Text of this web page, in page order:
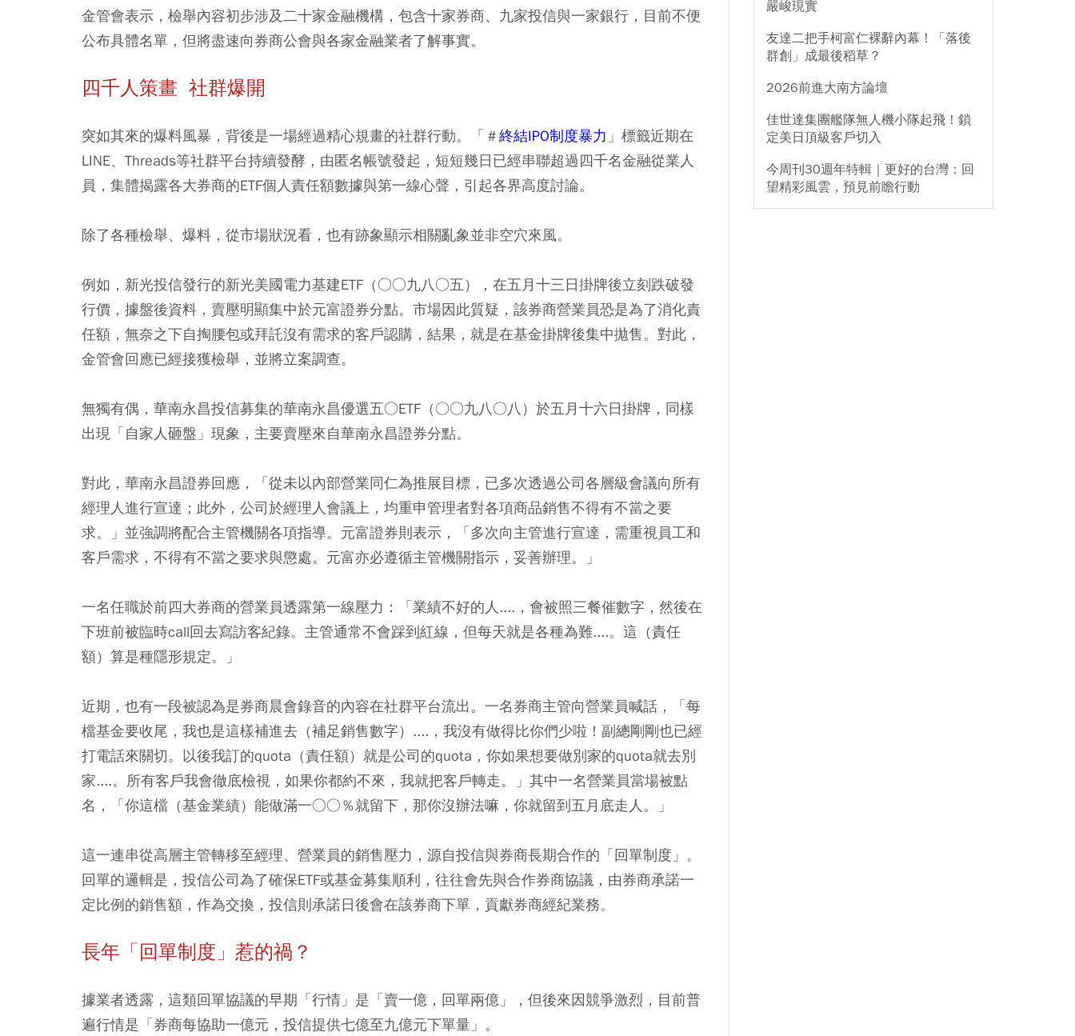
金管會表示，檢舉內容初步涉及二十家金融機構，包含十家券商、九家投信與一家銀行，目前不便
公布具體名單，但將盡速向券商公會與各家金融業者了解事實。
四千人策畫 社群爆開
突如其來的爆料風暴，背後是一場經過精心規畫的社群行動。「＃終結IPO制度暴力 」標籤近期在
LINE、Threads等社群平台持續發酵，由匿名帳號發起，短短幾日已經串聯超過四千名金融從業人
員，集體揭露各大券商的ETF個人責任額數據與第一線心聲，引起各界高度討論。
除了各種檢舉、爆料，從市場狀況看，也有跡象顯示相關亂象並非空穴來風。
例如，新光投信發行的新光美國電力基建ETF（○○九八○五），在五月十三日掛牌後立刻跌破發
行價，據盤後資料，賣壓明顯集中於元富證券分點。市場因此質疑，該券商營業員恐是為了消化責
任額，無奈之下自掏腰包或拜託沒有需求的客戶認購，結果，就是在基金掛牌後集中拋售。對此，
金管會回應已經接獲檢舉，並將立案調查。
無獨有偶，華南永昌投信募集的華南永昌優選五○ETF（○○九八○八）於五月十六日掛牌，同樣
出現「自家人砸盤」現象，主要賣壓來自華南永昌證券分點。
對此，華南永昌證券回應，「從未以內部營業同仁為推展目標，已多次透過公司各層級會議向所有
經理人進行宣達；此外，公司於經理人會議上，均重申管理者對各項商品銷售不得有不當之要
求。」並強調將配合主管機關各項指導。元富證券則表示，「多次向主管進行宣達，需重視員工和
客戶需求，不得有不當之要求與懲處。元富亦必遵循主管機關指示，妥善辦理。」
一名任職於前四大券商的營業員透露第一線壓力：「業績不好的人....，會被照三餐催數字，然後在
下班前被臨時call回去寫訪客紀錄。主管通常不會踩到紅線，但每天就是各種為難....。這（責任
額）算是種隱形規定。」
近期，也有一段被認為是券商晨會錄音的內容在社群平台流出。一名券商主管向營業員喊話，「每
檔基金要收尾，我也是這樣補進去（補足銷售數字）....，我沒有做得比你們少啦！副總剛剛也已經
打電話來關切。以後我訂的quota（責任額）就是公司的quota，你如果想要做別家的quota就去別
家....。所有客戶我會徹底檢視，如果你都約不來，我就把客戶轉走。」其中一名營業員當場被點
名，「你這檔（基金業績）能做滿一○○％就留下，那你沒辦法嘛，你就留到五月底走人。」
這一連串從高層主管轉移至經理、營業員的銷售壓力，源自投信與券商長期合作的「回單制度」。
回單的邏輯是，投信公司為了確保ETF或基金募集順利，往往會先與合作券商協議，由券商承諾一
定比例的銷售額，作為交換，投信則承諾日後會在該券商下單，貢獻券商經紀業務。
長年「回單制度」惹的禍？
據業者透露，這類回單協議的早期「行情」是「賣一億，回單兩億」，但後來因競爭激烈，目前普
遍行情是「券商每協助一億元，投信提供七億至九億元下單量」。
嚴峻現實
友達二把手柯富仁裸辭內幕！「落後
群創」成最後稻草？
2026前進大南方論壇
佳世達集團艦隊無人機小隊起飛！鎖
定美日頂級客戶切入
今周刊30週年特輯｜更好的台灣：回
望精彩風雲，預見前瞻行動